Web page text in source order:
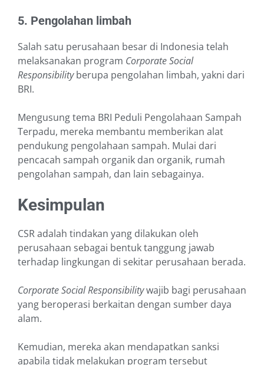
5. Pengolahan limbah
Salah satu perusahaan besar di Indonesia telah
melaksanakan program Corporate Social
Responsibilityberupa pengolahan limbah, yakni dari
BRI.
Mengusung tema BRI Peduli Pengolahaan Sampah
Terpadu, mereka membantu memberikan alat
pendukung pengolahaan sampah. Mulai dari
pencacah sampah organik dan organik, rumah
pengolahan sampah, dan lain sebagainya.
Kesimpulan
CSR adalah tindakan yang dilakukan oleh
perusahaan sebagai bentuk tanggung jawab
terhadap lingkungan di sekitar perusahaan berada.
Corporate Social Responsibilitywajib bagi perusahaan
yang beroperasi berkaitan dengan sumber daya
alam.
Kemudian, mereka akan mendapatkan sanksi
apabila tidak melakukan program tersebut